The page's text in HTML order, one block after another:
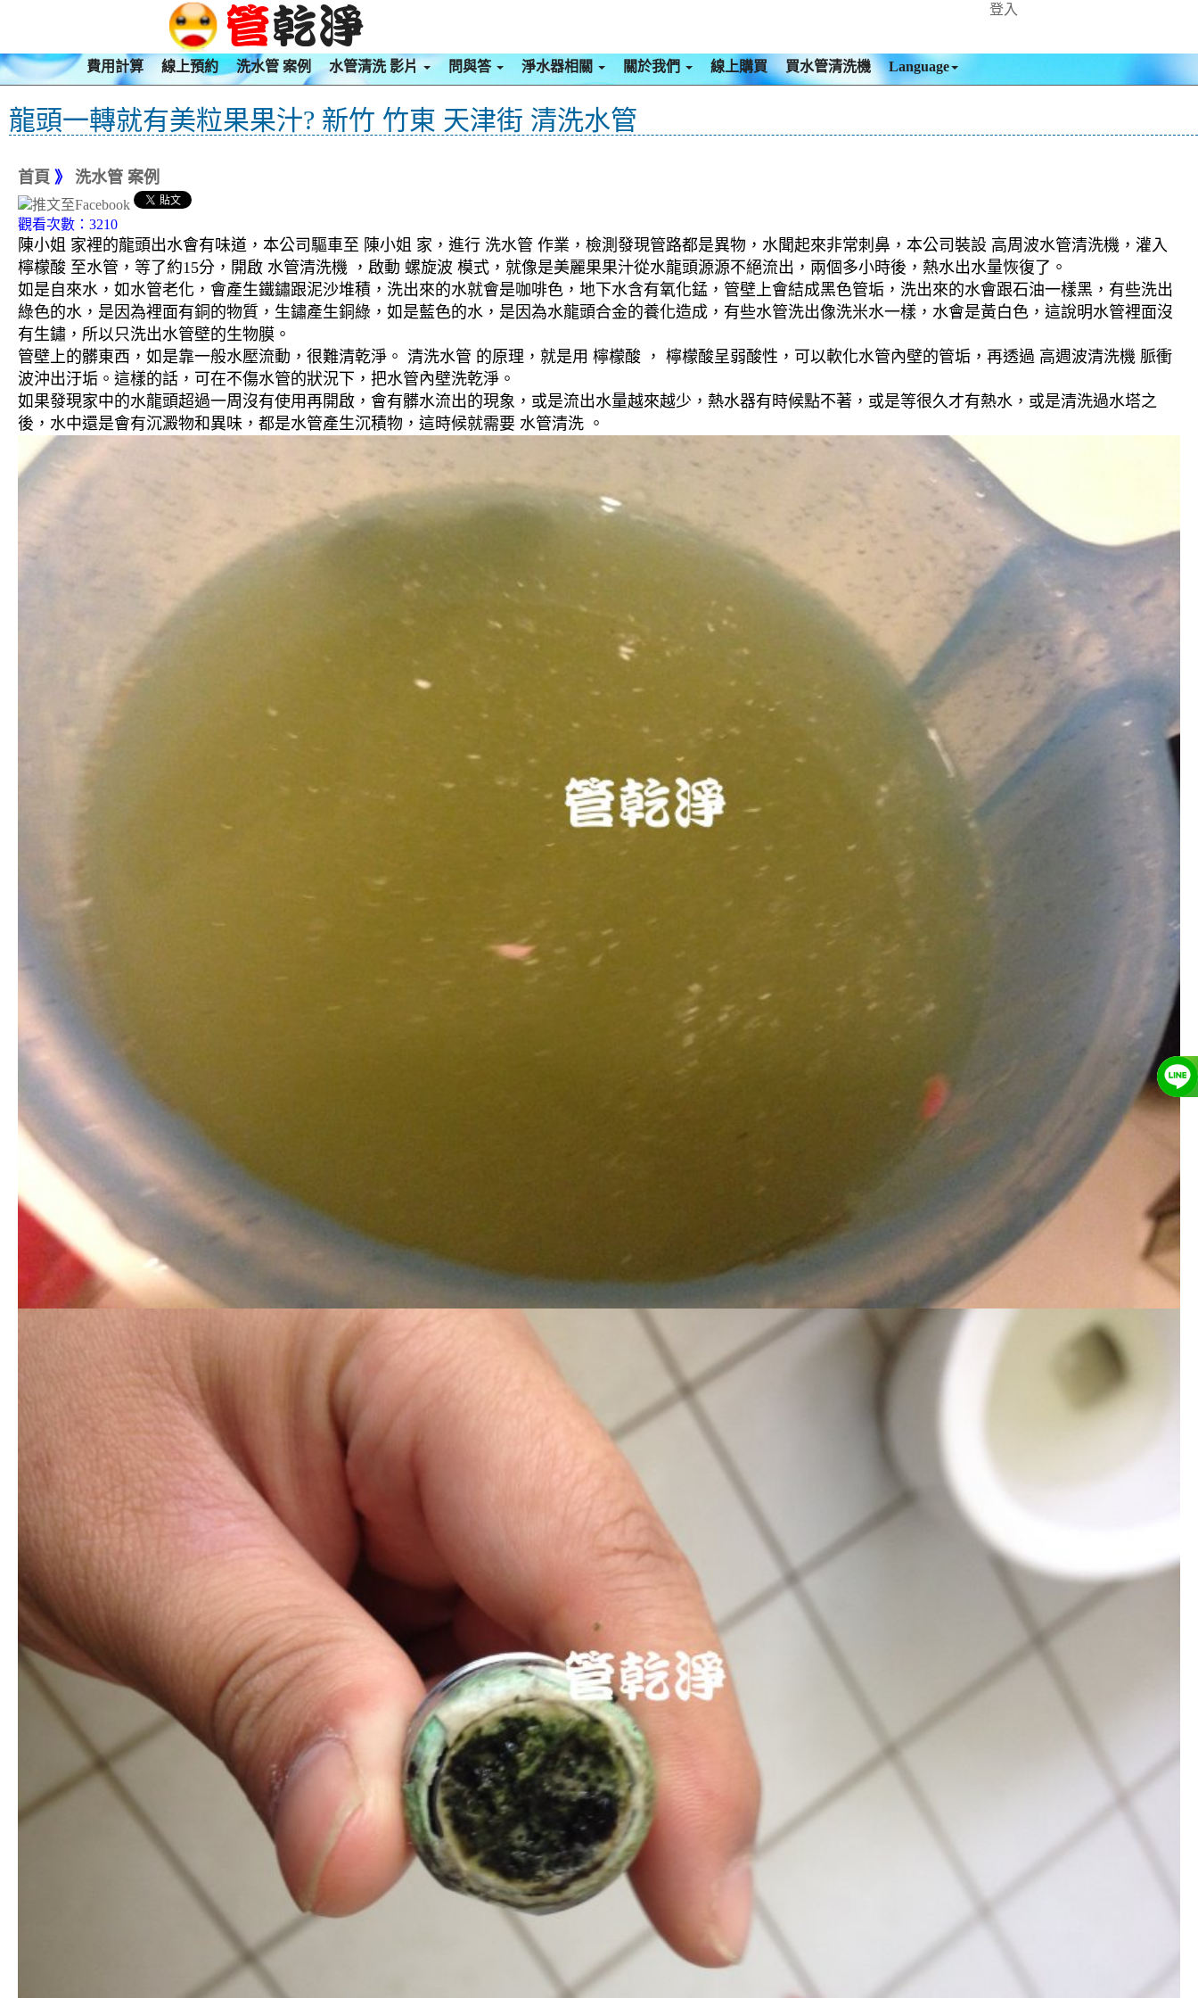
登入
費用計算 線上預約 洗水管 案例 水管清洗 影片 問與答 淨水器相關 關於我們 線上購買 買水管清洗機 Language
龍頭一轉就有美粒果果汁? 新竹 竹東 天津街 清洗水管
首頁 》 洗水管 案例
觀看次數：3210
陳小姐 家裡的龍頭出水會有味道，本公司驅車至 陳小姐 家，進行 洗水管 作業，檢測發現管路都是異物，水聞起來非常刺鼻，本公司裝設 高周波水管清洗機，灌入
檸檬酸 至水管，等了約15分，開啟 水管清洗機 ，啟動 螺旋波 模式，就像是美麗果果汁從水龍頭源源不絕流出，兩個多小時後，熱水出水量恢復了。
如是自來水，如水管老化，會產生鐵鏽跟泥沙堆積，洗出來的水就會是咖啡色，地下水含有氧化錳，管壁上會結成黑色管垢，洗出來的水會跟石油一樣黑，有些洗出
綠色的水，是因為裡面有銅的物質，生鏽產生銅綠，如是藍色的水，是因為水龍頭合金的養化造成，有些水管洗出像洗米水一樣，水會是黃白色，這說明水管裡面沒
有生鏽，所以只洗出水管壁的生物膜。
管壁上的髒東西，如是靠一般水壓流動，很難清乾淨。 清洗水管 的原理，就是用 檸檬酸 ， 檸檬酸呈弱酸性，可以軟化水管內壁的管垢，再透過 高週波清洗機 脈衝
波沖出汙垢。這樣的話，可在不傷水管的狀況下，把水管內壁洗乾淨。
如果發現家中的水龍頭超過一周沒有使用再開啟，會有髒水流出的現象，或是流出水量越來越少，熱水器有時候點不著，或是等很久才有熱水，或是清洗過水塔之
後，水中還是會有沉澱物和異味，都是水管產生沉積物，這時候就需要 水管清洗 。